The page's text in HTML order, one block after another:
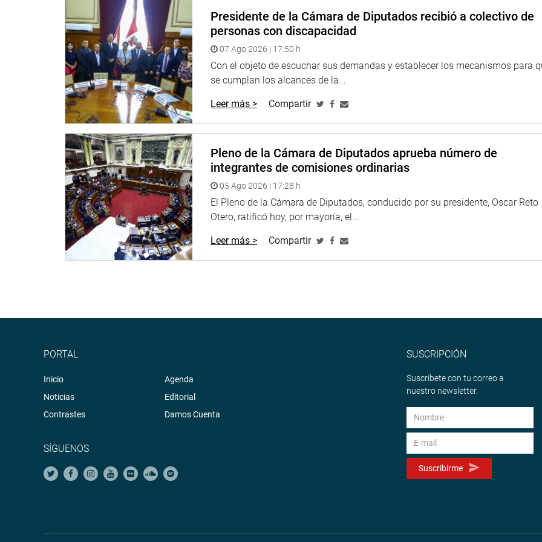
Presidente de la Cámara de Diputados recibió a colectivo de
personas con discapacidad
07 Ago 2026 | 17:50 h
Con el objeto de escuchar sus demandas y establecer los mecanismos para
se cumplan los alcances de la...
Leer más > Compartir
Pleno de la Cámara de Diputados aprueba número de
integrantes de comisiones ordinarias
05 Ago 2026 | 17:28 h
El Pleno de la Cámara de Diputados, conducido por su presidente, Oscar Reto
Otero, ratificó hoy, por mayoría, el...
Leer más > Compartir
PORTAL
Inicio
Noticias
Contrastes
Agenda
Editorial
Damos Cuenta
SÍGUENOS
SUSCRIPCIÓN
Suscríbete con tu correo a
nuestro newsletter.
Suscribirme